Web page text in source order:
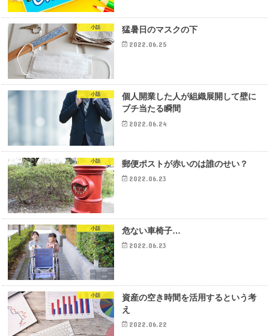
小話 猛暑日のマスクの下
2022.06.25
小話
個人開業した人が組織展開して壁に
ブチ当たる瞬間
2022.06.24
小話 郵便ポストが赤いのは誰のせい？
2022.06.23
小話 危ない車椅子…
2022.06.23
小話
資産の空き時間を活用するという考
え
2022.06.22